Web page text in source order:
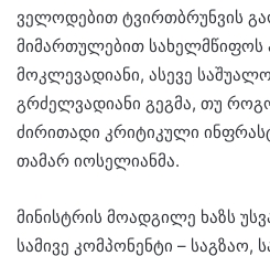
ველოდებით ტვირთბრუნვის
მიმართულებით სახელმწიფოს
მოკლევადიანი, ასევე
გრძელვადიანი გეგმა, თუ
ძირითადი კრიტიკული
თამარ იოსელიანმა.
მინისტრის მოადგილე ხაზს
სამივე კომპონენტი – საგზაო,